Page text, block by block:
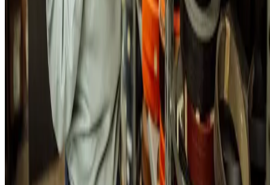
Você pode ter até feito uma boa contagem no início,mas será
realizar recontagens periódicas para manter suas informações
atualizadas
. Para um controle mais eficiente e realizado em menos
tempo, o código de barras também é indicado.
Desse modo, bastará passar o leitor na mercadoria para as quantidades
serem atualizadas de maneira automática.
5. Tenha um bom modelo de reposição
A reposição de produtos no estoque acontece de duas formas
de maneira periódica ou contínua.
No primeiro caso, ela
ocorre de tempos em tempos, de um modo predefinido. Embora isso
tenha a vantagem de nunca deixar o seu estoque vazio, uma oscilação
no mercado pode fazer com que você fique com mercadorias